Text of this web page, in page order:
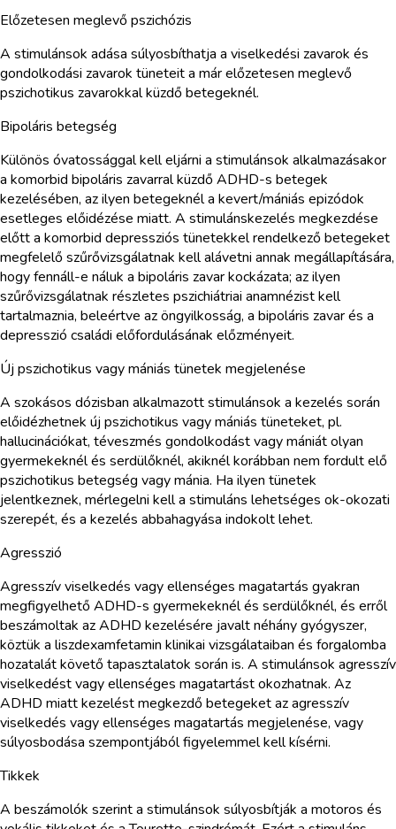
Előzetesen meglevő pszichózis
A stimulánsok adása súlyosbíthatja a viselkedési zavarok és
gondolkodási zavarok tüneteit a már előzetesen meglevő
pszichotikus zavarokkal küzdő betegeknél.
Bipoláris betegség
Különös óvatossággal kell eljárni a stimulánsok alkalmazásakor
a komorbid bipoláris zavarral küzdő ADHD-s betegek
kezelésében, az ilyen betegeknél a kevert/mániás epizódok
esetleges előidézése miatt. A stimulánskezelés megkezdése
előtt a komorbid depressziós tünetekkel rendelkező betegeket
megfelelő szűrővizsgálatnak kell alávetni annak megállapítására,
hogy fennáll-e náluk a bipoláris zavar kockázata; az ilyen
szűrővizsgálatnak részletes pszichiátriai anamnézist kell
tartalmaznia, beleértve az öngyilkosság, a bipoláris zavar és a
depresszió családi előfordulásának előzményeit.
Új pszichotikus vagy mániás tünetek megjelenése
A szokásos dózisban alkalmazott stimulánsok a kezelés során
előidézhetnek új pszichotikus vagy mániás tüneteket, pl.
hallucinációkat, téveszmés gondolkodást vagy mániát olyan
gyermekeknél és serdülőknél, akiknél korábban nem fordult elő
pszichotikus betegség vagy mánia. Ha ilyen tünetek
jelentkeznek, mérlegelni kell a stimuláns lehetséges ok-okozati
szerepét, és a kezelés abbahagyása indokolt lehet.
Agresszió
Agresszív viselkedés vagy ellenséges magatartás gyakran
megfigyelhető ADHD-s gyermekeknél és serdülőknél, és erről
beszámoltak az ADHD kezelésére javalt néhány gyógyszer,
köztük a liszdexamfetamin klinikai vizsgálataiban és forgalomba
hozatalát követő tapasztalatok során is. A stimulánsok agresszív
viselkedést vagy ellenséges magatartást okozhatnak. Az
ADHD miatt kezelést megkezdő betegeket az agresszív
viselkedés vagy ellenséges magatartás megjelenése, vagy
súlyosbodása szempontjából figyelemmel kell kísérni.
Tikkek
A beszámolók szerint a stimulánsok súlyosbítják a motoros és